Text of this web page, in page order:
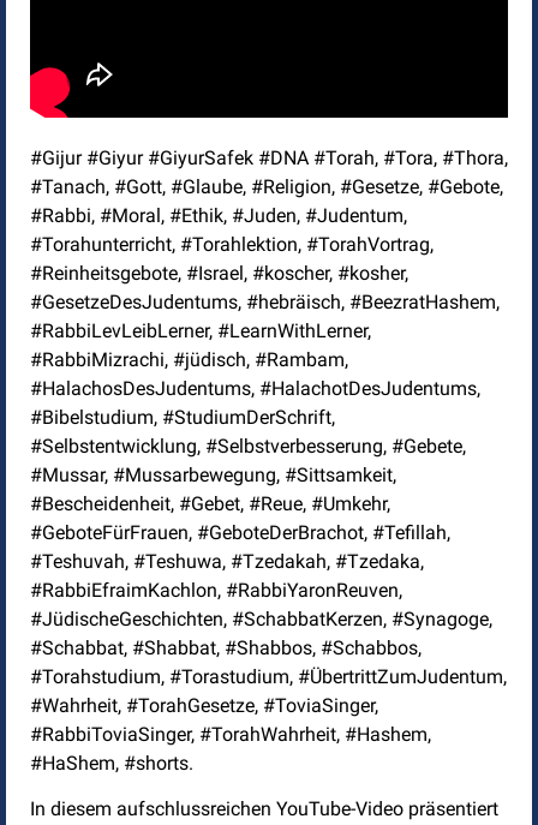
#Gijur #Giyur #GiyurSafek #DNA #Torah, #Tora, #Thora,
#Tanach, #Gott, #Glaube, #Religion, #Gesetze, #Gebote,
#Rabbi, #Moral, #Ethik, #Juden, #Judentum,
#Torahunterricht, #Torahlektion, #TorahVortrag,
#Reinheitsgebote, #Israel, #koscher, #kosher,
#GesetzeDesJudentums, #hebräisch, #BeezratHashem,
#RabbiLevLeibLerner, #LearnWithLerner,
#RabbiMizrachi, #jüdisch, #Rambam,
#HalachosDesJudentums, #HalachotDesJudentums,
#Bibelstudium, #StudiumDerSchrift,
#Selbstentwicklung, #Selbstverbesserung, #Gebete,
#Mussar, #Mussarbewegung, #Sittsamkeit,
#Bescheidenheit, #Gebet, #Reue, #Umkehr,
#GeboteFürFrauen, #GeboteDerBrachot, #Tefillah,
#Teshuvah, #Teshuwa, #Tzedakah, #Tzedaka,
#RabbiEfraimKachlon, #RabbiYaronReuven,
#JüdischeGeschichten, #SchabbatKerzen, #Synagoge,
#Schabbat, #Shabbat, #Shabbos, #Schabbos,
#Torahstudium, #Torastudium, #ÜbertrittZumJudentum,
#Wahrheit, #TorahGesetze, #ToviaSinger,
#RabbiToviaSinger, #TorahWahrheit, #Hashem,
#HaShem, #shorts.
In diesem aufschlussreichen YouTube-Video präsentiert